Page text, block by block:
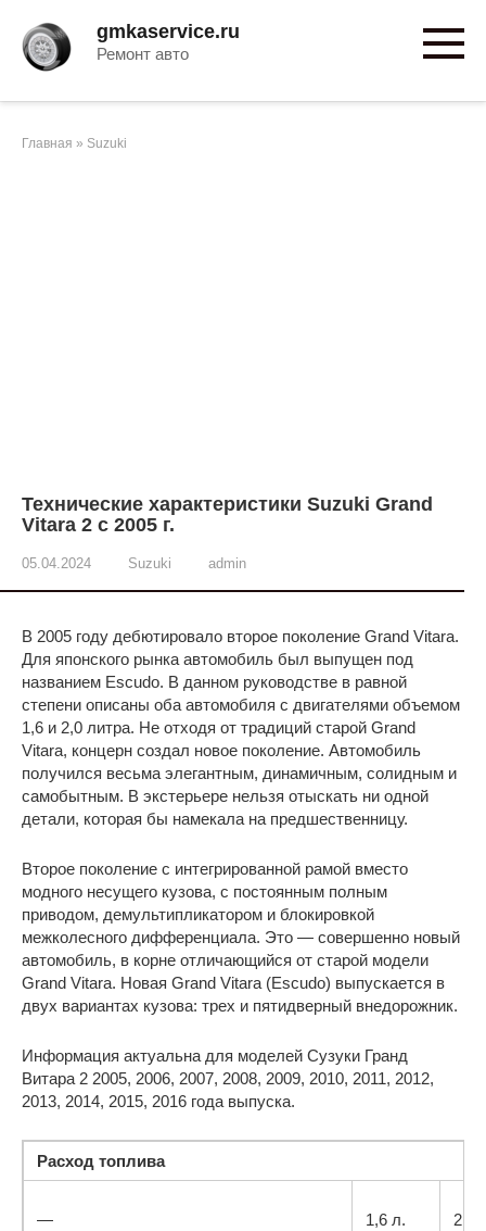
контенту
gmkaservice.ru
Ремонт авто
Главная » Suzuki
Технические характеристики Suzuki Grand
Vitara 2 с 2005 г.
05.04.2024 Suzuki admin
В 2005 году дебютировало второе поколение Grand Vitara.
Для японского рынка автомобиль был выпущен под
названием Escudo. В данном руководстве в равной
степени описаны оба автомобиля с двигателями объемом
1,6 и 2,0 литра. Не отходя от традиций старой Grand
Vitara, концерн создал новое поколение. Автомобиль
получился весьма элегантным, динамичным, солидным и
самобытным. В экстерьере нельзя отыскать ни одной
детали, которая бы намекала на предшественницу.
Второе поколение с интегрированной рамой вместо
модного несущего кузова, с постоянным полным
приводом, демультипликатором и блокировкой
межколесного дифференциала. Это — совершенно новый
автомобиль, в корне отличающийся от старой модели
Grand Vitara. Новая Grand Vitara (Escudo) выпускается в
двух вариантах кузова: трех и пятидверный внедорожник.
Информация актуальна для моделей Сузуки Гранд
Витара 2 2005, 2006, 2007, 2008, 2009, 2010, 2011, 2012,
2013, 2014, 2015, 2016 года выпуска.
Расход топлива
— 1,6 л. 2,0